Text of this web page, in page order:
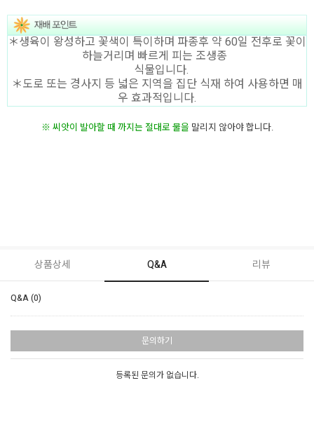
＊생육이 왕성하고 꽃색이 특이하며 파종후 약 60일 전후로 꽃이
하늘거리며 빠르게 피는 조생종
식물입니다.
＊도로 또는 경사지 등 넓은 지역을 집단 식재 하여 사용하면 매
우 효과적입니다.
※ 씨앗이 발아할 때 까지는 절대로 물을 말리지 않아야 합니다.
상품상세 Q&A 리뷰
Q&A (0)
문의하기
등록된 문의가 없습니다.